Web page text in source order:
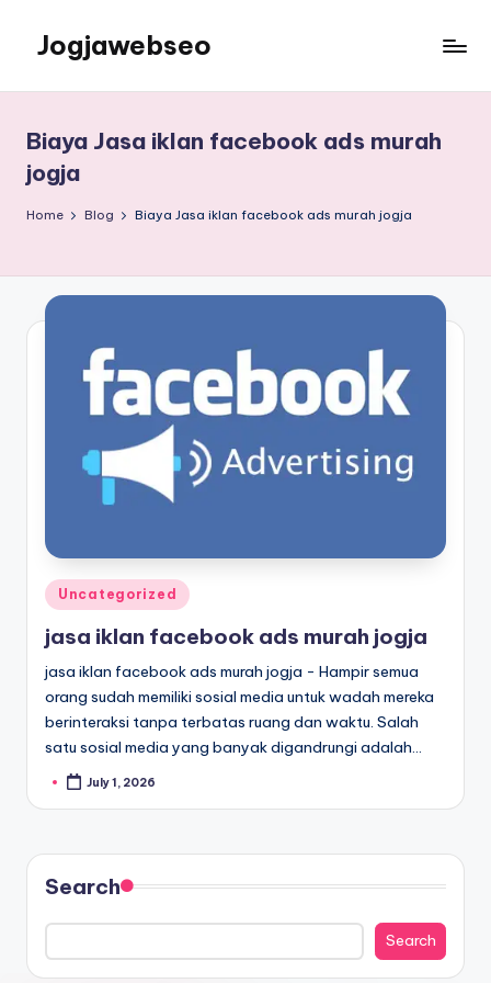
Jogjawebseo
Biaya Jasa iklan facebook ads murah
jogja
Home Blog Biaya Jasa iklan facebook ads murah jogja
Uncategorized
jasa iklan facebook ads murah jogja
jasa iklan facebook ads murah jogja - Hampir semua
orang sudah memiliki sosial media untuk wadah mereka
berinteraksi tanpa terbatas ruang dan waktu. Salah
satu sosial media yang banyak digandrungi adalah…
July 1, 2026
Search
Search